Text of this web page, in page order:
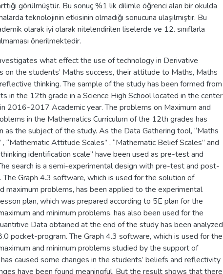
arttığı görülmüştür. Bu sonuç %1 lik dilimle öğrenci alan bir okulda
teknolojinin etkisinin olmadığı sonucuna ulaşılmıştır. Bu
olarak iyi olarak nitelendirilen liselerde ve 12. sınıflarla
önerilmektedir.
what effect the use of technology in Derivative
on the students’ Maths success, their attitude to Maths, Maths
thinking. The sample of the study has been formed from
in the 12th grade in a Science High School located in the center
2016-2017 Academic year. The problems on Maximum and
in the Mathematics Curriculum of the 12th grades has
as the subject of the study. As the Data Gathering tool, “Maths
“Mathematic Attitude Scales” , “Mathematic Belief Scales” and
identification scale” have been used as pre-test and
search is a semi-experimental design with pre-test and post-
Graph 4.3 software, which is used for the solution of
maximum problems, has been applied to the experimental
plan, which was prepared according to 5E plan for the
and minimum problems, has also been used for the
Data obtained at the end of the study has been analyzed
pocket-program. The Graph 4.3 software, which is used for the
and minimum problems studied by the support of
caused some changes in the students’ beliefs and reflectivity
have been found meaningful. But the result shows that there